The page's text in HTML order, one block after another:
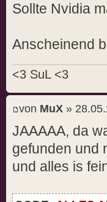
Sollte Nvidia
Anscheinend
<3 SuL <3
von MuX »
JAAAAA, da
gefunden und
und alles is